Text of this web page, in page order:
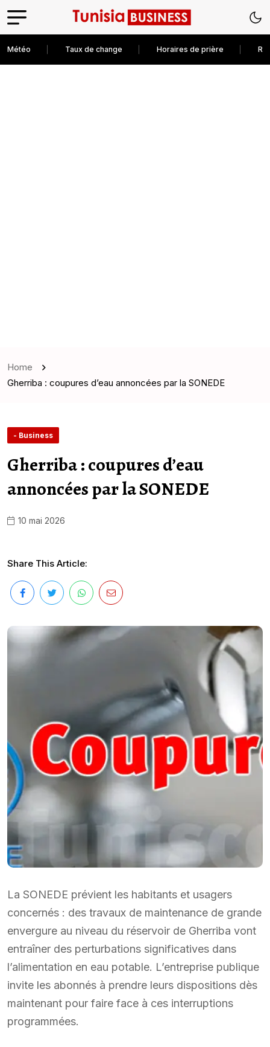
Météo Taux de change Horaires de prière
Home
Gherriba : coupures d’eau annoncées par la SONEDE
- Business
Gherriba : coupures d’eau
annoncées par la SONEDE
10 mai 2026
Share This Article:
La SONEDE prévient les habitants et usagers
concernés : des travaux de maintenance de grande
envergure au niveau du réservoir de Gherriba vont
entraîner des perturbations significatives dans
l’alimentation en eau potable. L’entreprise publique
invite les abonnés à prendre leurs dispositions dès
maintenant pour faire face à ces interruptions
programmées.